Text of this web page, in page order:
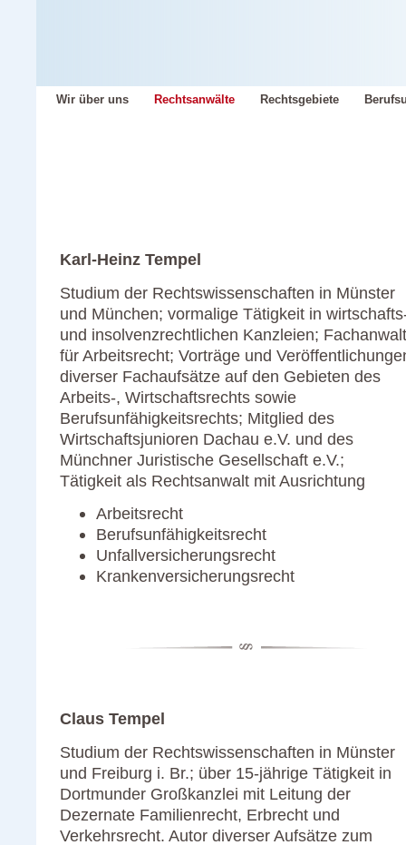
Wir über uns Rechtsanwälte Rechtsgebiete
Karl-Heinz Tempel
Studium der Rechtswissenschaften in Münster
und München; vormalige Tätigkeit in
und insolvenzrechtlichen Kanzleien; Fachanwalt
für Arbeitsrecht; Vorträge und
diverser Fachaufsätze auf den Gebieten des
Arbeits-, Wirtschaftsrechts sowie
Berufsunfähigkeitsrechts; Mitglied des
Wirtschaftsjunioren Dachau e.V. und des
Münchner Juristische Gesellschaft e.V.;
Tätigkeit als Rechtsanwalt mit Ausrichtung
Arbeitsrecht
Berufsunfähigkeitsrecht
Unfallversicherungsrecht
Krankenversicherungsrecht
Claus Tempel
Studium der Rechtswissenschaften in Münster
und Freiburg i. Br.; über 15-jährige Tätigkeit in
Dortmunder Großkanzlei mit Leitung der
Dezernate Familienrecht, Erbrecht und
Verkehrsrecht. Autor diverser Aufsätze zum